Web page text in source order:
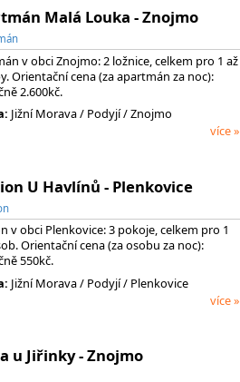
Malá Louka - Znojmo
v obci Znojmo: 2 ložnice, celkem pro 1 až
Orientační cena (za apartmán za noc):
2.600kč.
Jižní Morava/ Podyjí/ Znojmo
více »
U Havlínů - Plenkovice
v obci Plenkovice: 3 pokoje, celkem pro 1
Orientační cena (za osobu za noc):
550kč.
Jižní Morava/ Podyjí/ Plenkovice
více »
u Jiřinky - Znojmo